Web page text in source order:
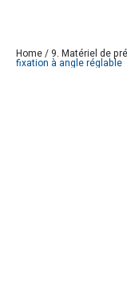
Home/ 9. Matériel de
fixation à angle réglable